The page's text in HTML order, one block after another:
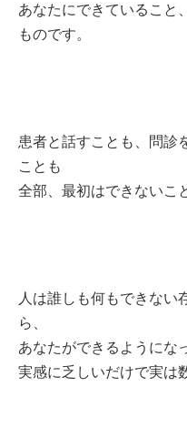
あなたにできていること
ものです。
患者と話すことも、問診
ことも
全部、最初はできないこ
人は誰しも何もできない
ら、
あなたができるようにな
実感に乏しいだけで実は